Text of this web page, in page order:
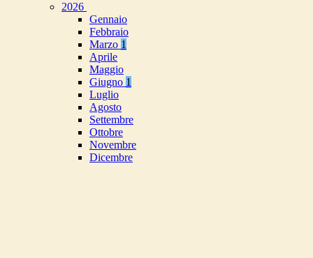
2026
Gennaio
Febbraio
Marzo 1
Aprile
Maggio
Giugno 1
Luglio
Agosto
Settembre
Ottobre
Novembre
Dicembre